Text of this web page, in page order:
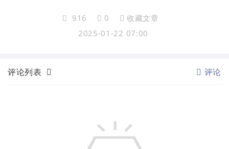
916 0
收藏文章
2025-01-22 07:00
评论列表 评论